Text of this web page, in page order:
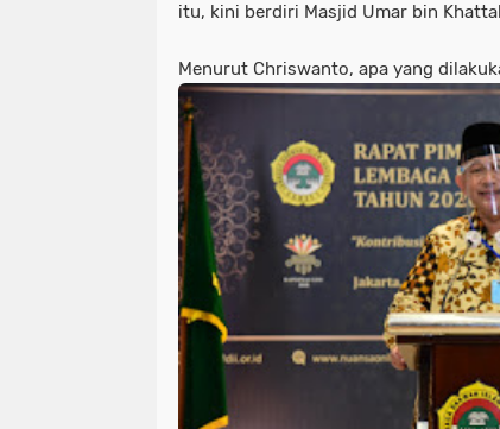
itu, kini berdiri Masjid Umar bin
Menurut Chriswanto, apa yang